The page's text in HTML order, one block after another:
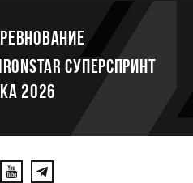
СУПЕРСПРИНТ
2026